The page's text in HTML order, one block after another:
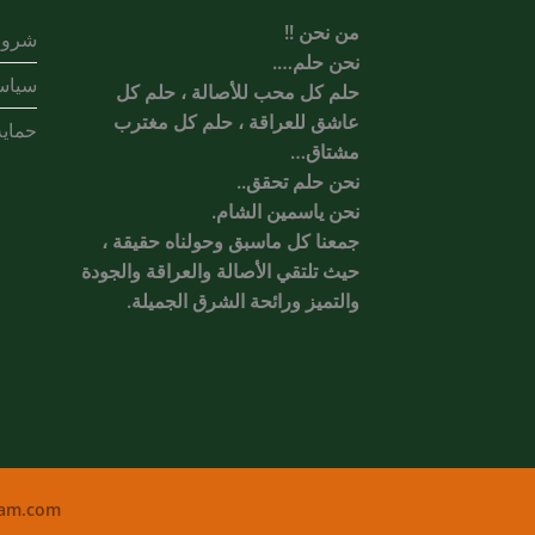
من نحن !!
نحن حلم….
حلم كل محب للأصالة ، حلم كل
عاشق للعراقة ، حلم كل مغترب
مشتاق…
نحن حلم تحقق..
نحن ياسمين الشام.
جمعنا كل ماسبق وحولناه حقيقة ،
حيث تلتقي الأصالة والعراقة والجودة
والتميز ورائحة الشرق الجميلة.